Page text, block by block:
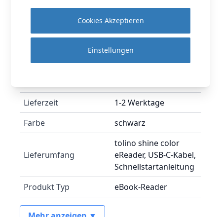
Mehr Informationen
Lieferzeit
1-2 Werktage
Farbe
schwarz
Lieferumfang
tolino shine color
eReader, USB-C-Kabel,
Schnellstartanleitung
Produkt Typ
eBook-Reader
Cookies Akzeptieren
Einstellungen